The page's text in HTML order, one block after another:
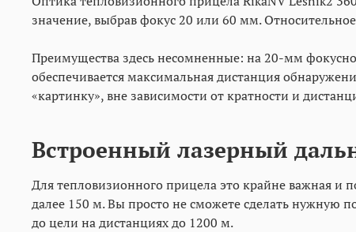
значение, выбрав фокус 20 или 60 мм.
Преимущества здесь несомненные: на 20-мм
обеспечивается максимальная дистанция
«картинку», вне зависимости от кратности и
Встроенный лазерный
Для тепловизионного прицела это крайне важная и
далее 150 м. Вы просто не сможете сделать нужную
до цели на дистанциях до 1200 м.